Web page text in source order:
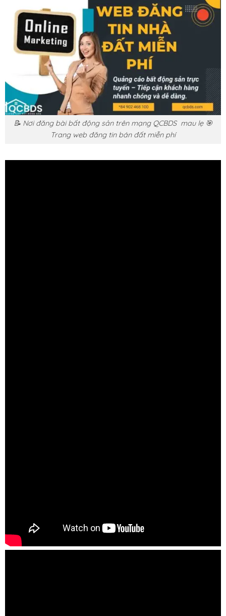
📝 Nơi đăng bài bất động sản trên mạng QCBDS mau lẹ 🎯
Trang web đăng tin bán đất miễn phí